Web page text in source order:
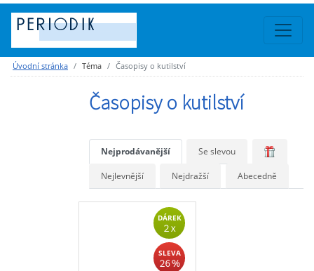
Úvodní stránka Téma Časopisy o kutilství
Časopisy o kutilství
Nejprodávanější Se slevou
Nejlevnější Nejdražší Abecedně
DÁREK
2 x
SLEVA
26 %